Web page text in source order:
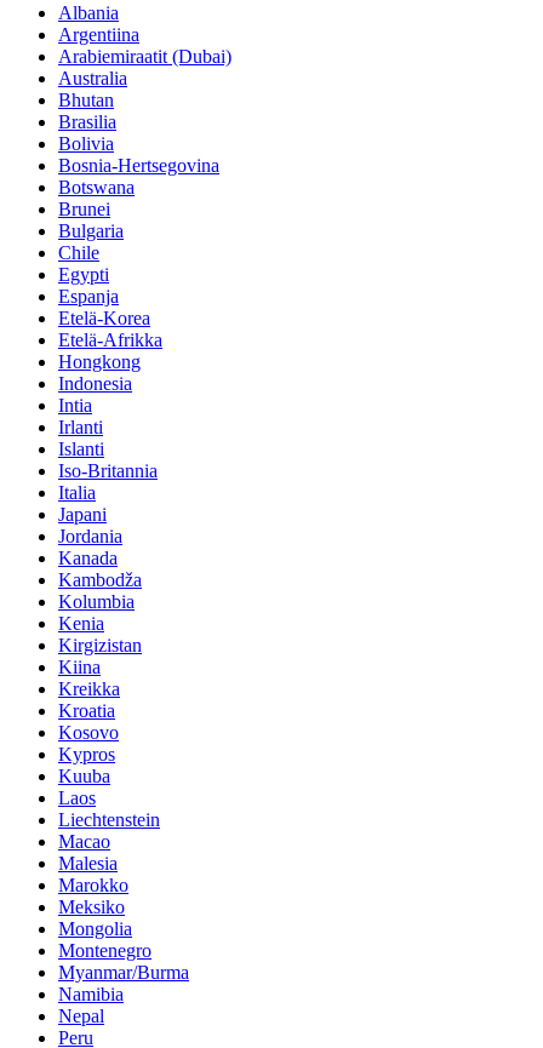
Albania
Argentiina
Arabiemiraatit (Dubai)
Australia
Bhutan
Brasilia
Bolivia
Bosnia-Hertsegovina
Botswana
Brunei
Bulgaria
Chile
Egypti
Espanja
Etelä-Korea
Etelä-Afrikka
Hongkong
Indonesia
Intia
Irlanti
Islanti
Iso-Britannia
Italia
Japani
Jordania
Kanada
Kambodža
Kolumbia
Kenia
Kirgizistan
Kiina
Kreikka
Kroatia
Kosovo
Kypros
Kuuba
Laos
Liechtenstein
Macao
Malesia
Marokko
Meksiko
Mongolia
Montenegro
Myanmar/Burma
Namibia
Nepal
Peru